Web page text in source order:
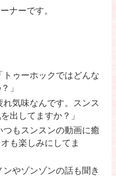
ナーです。
ゥーホックではどんな
」
気味なんです。スンス
出してますか？」
もスンスンの動画に癒
も楽しみにしてま
ンやゾンゾンの話も聞き